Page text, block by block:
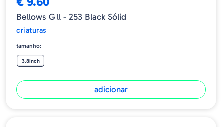
Bellows Gill - 253 Black Sólid
criaturas
tamanho:
3.8inch
adicionar